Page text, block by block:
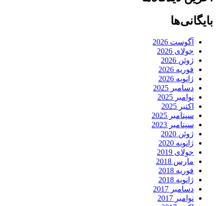
بایگانی‌ها
آگوست 2026
جولای 2026
ژوئن 2026
فوریه 2026
ژانویه 2026
دسامبر 2025
نوامبر 2025
اکتبر 2025
سپتامبر 2025
سپتامبر 2023
ژوئن 2020
ژانویه 2020
جولای 2019
مارس 2018
فوریه 2018
ژانویه 2018
دسامبر 2017
نوامبر 2017